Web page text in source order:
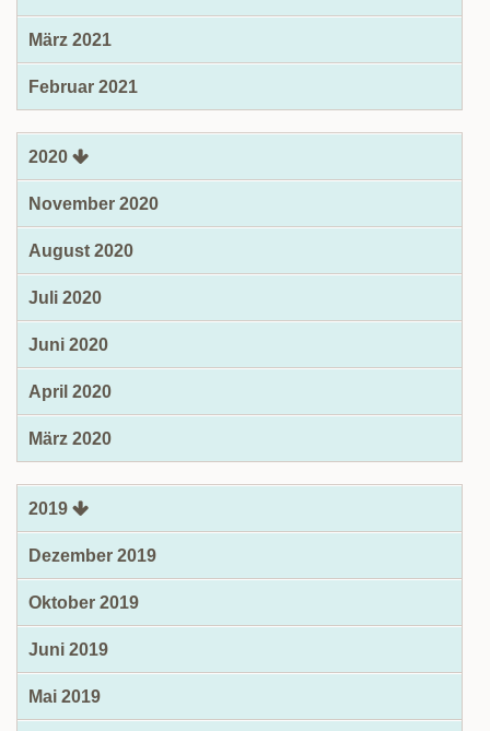
März 2021
Februar 2021
2020
November 2020
August 2020
Juli 2020
Juni 2020
April 2020
März 2020
2019
Dezember 2019
Oktober 2019
Juni 2019
Mai 2019